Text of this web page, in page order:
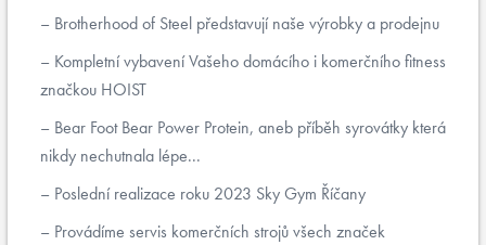
Brotherhood of Steel představují naše výrobky a prodejnu
Kompletní vybavení Vašeho domácího i komerčního fitness
značkou HOIST
Bear Foot Bear Power Protein, aneb příběh syrovátky která
nikdy nechutnala lépe...
Poslední realizace roku 2023 Sky Gym Říčany
Provádíme servis komerčních strojů všech značek